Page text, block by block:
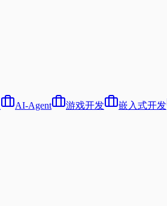
AI-Agent 游戏开发 嵌入式开发